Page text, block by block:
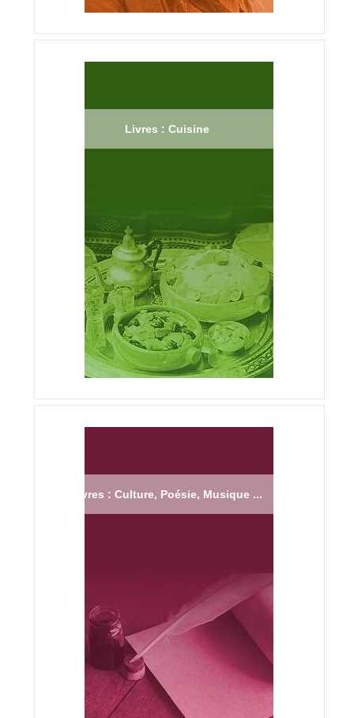
Livres : Cuisine
Livres : Culture, Poésie, Musique ...